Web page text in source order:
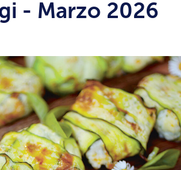
- Marzo 2026